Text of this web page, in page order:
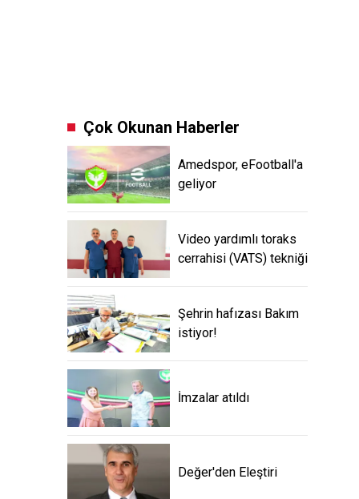
Çok Okunan Haberler
Amedspor, eFootball'a
geliyor
Video yardımlı toraks
cerrahisi (VATS) tekniği
Şehrin hafızası Bakım
istiyor!
İmzalar atıldı
Değer'den Eleştiri